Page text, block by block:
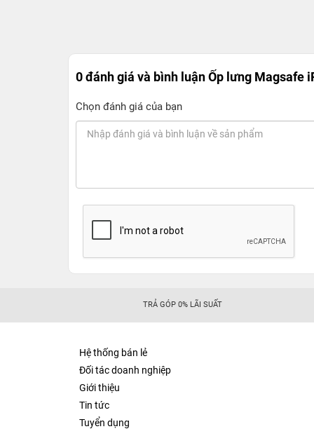
0 đánh giá và bình luậnỐp lưng Magsafe
Chọn đánh giá của bạn
TRẢ GÓP 0% LÃI SUẤT
Hệ thống bán lẻ
Đối tác doanh nghiệp
Giới thiệu
Tin tức
Tuyển dụng